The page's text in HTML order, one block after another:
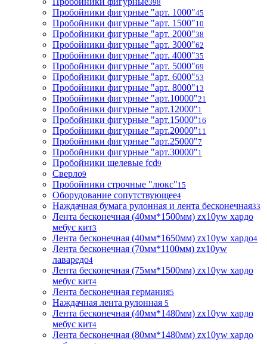
398
Пробойники фигурные "арт. 1000"45
Пробойники фигурные "арт. 1500"10
Пробойники фигурные "арт. 2000"38
Пробойники фигурные "арт. 3000"62
Пробойники фигурные "арт. 4000"35
Пробойники фигурные "арт. 5000"69
Пробойники фигурные "арт. 6000"53
Пробойники фигурные "арт. 8000"13
Пробойники фигурные "арт.10000"21
Пробойники фигурные "арт.12000"1
Пробойники фигурные "арт.15000"16
Пробойники фигурные "арт.20000"11
Пробойники фигурные "арт.25000"7
Пробойники фигурные "арт.30000"1
Пробойники щелевые fcd9
Сверло9
Пробойники строчные "люкс"15
Оборудование сопутствующее4
Наждачная бумага рулонная и лента бесконечная33
Лента бесконечная (40мм*1500мм) zx10yw хардо
мебус кит3
Лента бесконечная (40мм*1650мм) zx10yw хардо4
Лента бесконечная (70мм*1100мм) zx10yw
лаваредо4
Лента бесконечная (75мм*1500мм) zx10yw хардо
мебус кит4
Лента бесконечная германия5
Наждачная лента рулонная 5
Лента бесконечная (40мм*1480мм) zx10yw хардо
мебус кит4
Лента бесконечная (80мм*1480мм) zx10yw хардо